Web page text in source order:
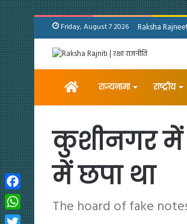
Friday, August 7 2026 Raksha
Homeराज्यनामा राष्ट्रीय
कुशीनगर में
में छपा था
The hoard of fake
Facebook
WhatsApp